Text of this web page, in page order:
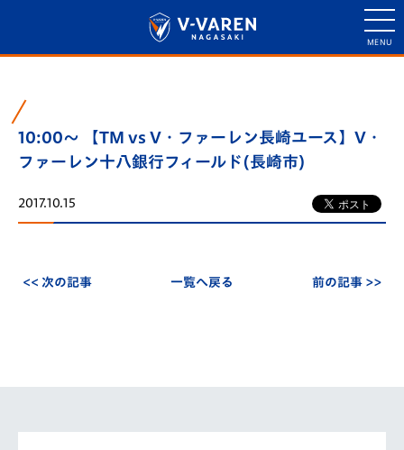
10:00～ 【TM vs V・ファーレン長崎ユース】V・
ファーレン十八銀行フィールド(長崎市)
2017.10.15
<< 次の記事 一覧へ戻る 前の記事 >>